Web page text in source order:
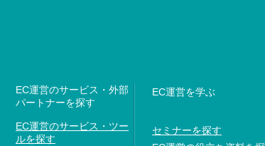
EC運営のサービス・外部
パートナーを探す
EC運営のサービス・ツー
ルを探す
EC運営を学ぶ
セミナーを探す